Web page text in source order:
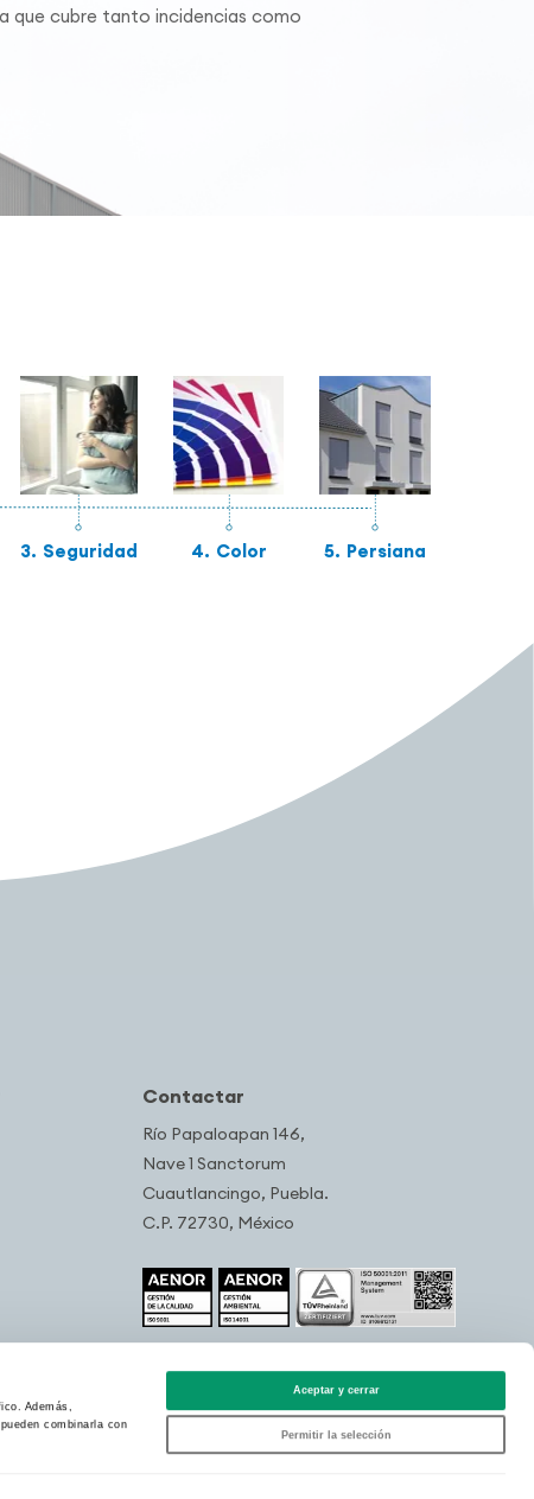
Además,
combinarla con
Aceptar y cerrar
Permitir la selección
que cubre tanto incidencias como
3. Seguridad 4. Color 5. Persiana
Contactar
Río Papaloapan 146,
Nave 1 Sanctorum
Cuautlancingo, Puebla.
C.P. 72730, México